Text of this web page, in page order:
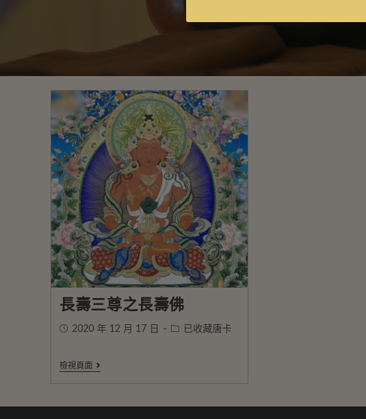
長壽三尊之長壽佛
2020 年 12 月 17 日 已收藏唐卡
檢視頁面